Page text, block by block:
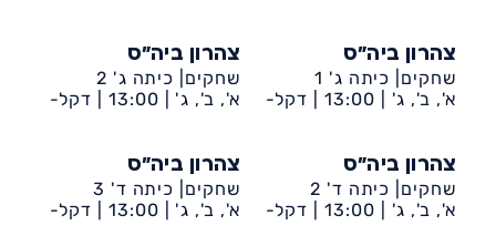
צהרון ביה״ס
שחקים| כיתה ג' 1
א', ב', ג' | 13:00 |
דקל-
צהרון ביה״ס
שחקים| כיתה ג' 2
א', ב', ג' | 13:00 |
דקל-
צהרון ביה״ס
שחקים| כיתה ד' 2
א', ב', ג' | 13:00 |
דקל-
צהרון ביה״ס
שחקים| כיתה ד' 3
א', ב', ג' | 13:00 |
דקל-